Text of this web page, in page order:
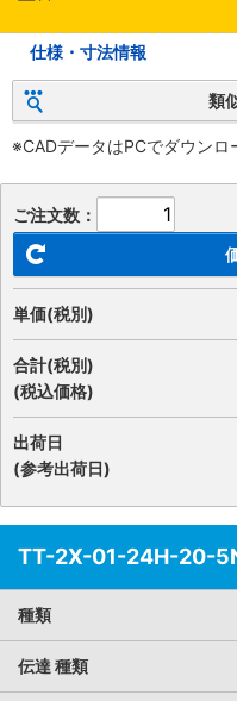
仕様・寸法情報
類
※CADデータはPCでダウンロ
ご注文数：
単価(税別)
合計(税別)
(税込価格)
出荷日
(参考出荷日)
TT-2X-01-24H-20-
種類
伝達 種類